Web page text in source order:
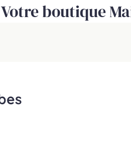
Votre boutique